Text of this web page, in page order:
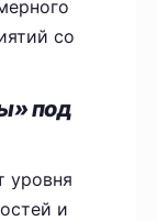
со
под
уровня
и